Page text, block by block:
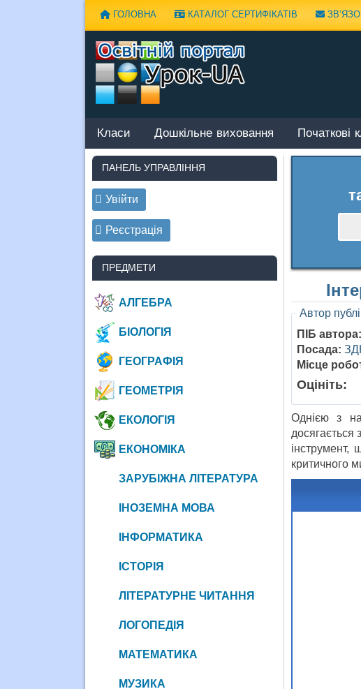
ГОЛОВНА КАТАЛОГ СЕРТИФІКАТІВ
Класи Дошкільне виховання Початкові
Автор
ПІБ автора:
Посада:
Місце
Оцініть:
Однією з
досягається
інструмент,
критичного
ПАНЕЛЬ УПРАВЛІННЯ
Увійти
Реєстрація
ПРЕДМЕТИ
АЛГЕБРА
БІОЛОГІЯ
ГЕОГРАФІЯ
ГЕОМЕТРІЯ
ЕКОЛОГІЯ
ЕКОНОМІКА
ЗАРУБІЖНА ЛІТЕРАТУРА
ІНОЗЕМНА МОВА
ІНФОРМАТИКА
ІСТОРІЯ
ЛІТЕРАТУРНЕ ЧИТАННЯ
ЛОГОПЕДІЯ
МАТЕМАТИКА
МУЗИКА